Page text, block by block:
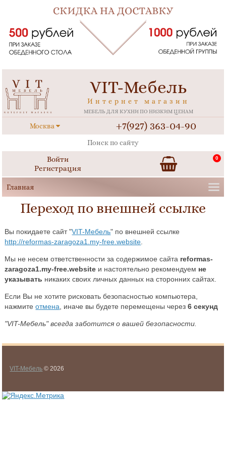
VIT-Мебель
Интернет магазин
МЕБЕЛЬ ДЛЯ КУХНИ ПО НИЗКИМ ЦЕНАМ
Москва +7(927) 363-04-90
Войти
Регистрация
0
Переход по внешней ссылке
Вы покидаете сайт "VIT-Мебель" по внешней ссылке
http://reformas-zaragoza1.my-free.website
Мы не несем ответственности за содержимое сайта reformas-
zaragoza1.my-free.website и настоятельно рекомендуем не
указывать никаких своих личных данных на сторонних сайтах.
Если Вы не хотите рисковать безопасностью компьютера,
нажмитеотмена , иначе вы будете перемещены через5 секунд
"VIT-Мебель" всегда заботится о вашей безопасности.
VIT-Мебель © 2026